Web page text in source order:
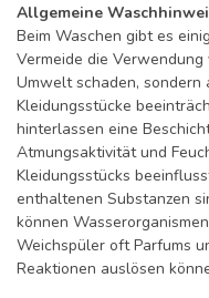
Allgemeine
Beim Waschen gibt es
Vermeide die
Umwelt schaden, sondern
Kleidungsstücke
hinterlassen eine
Atmungsaktivität und
Kleidungsstücks
enthaltenen Substanzen
können
Weichspüler oft Parfums
Reaktionen auslösen